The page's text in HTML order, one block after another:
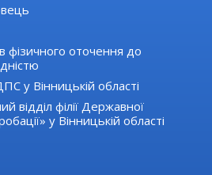
фізичного оточення до
у Вінницькій області
відділ філії Державної
у Вінницькій області